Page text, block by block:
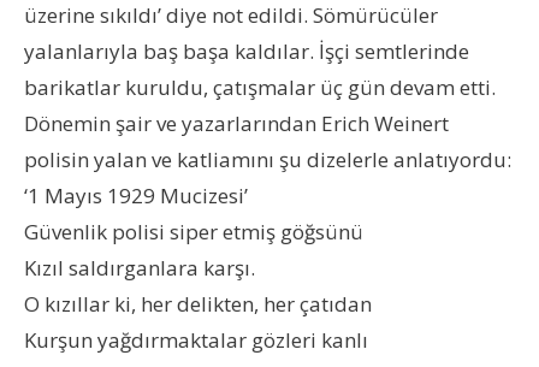
üzerine sıkıldı’ diye not edildi. Sömürücüler
yalanlarıyla baş başa kaldılar. İşçi semtlerinde
barikatlar kuruldu, çatışmalar üç gün devam etti.
Dönemin şair ve yazarlarından Erich Weinert
polisin yalan ve katliamını şu dizelerle anlatıyordu:
‘1 Mayıs 1929 Mucizesi’
Güvenlik polisi siper etmiş göğsünü
Kızıl saldırganlara karşı.
O kızıllar ki, her delikten, her çatıdan
Kurşun yağdırmaktalar gözleri kanlı